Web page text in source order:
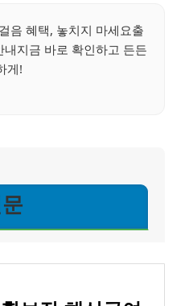
음 혜택, 놓치지 마세요출
내지금 바로 확인하고 든든
게!